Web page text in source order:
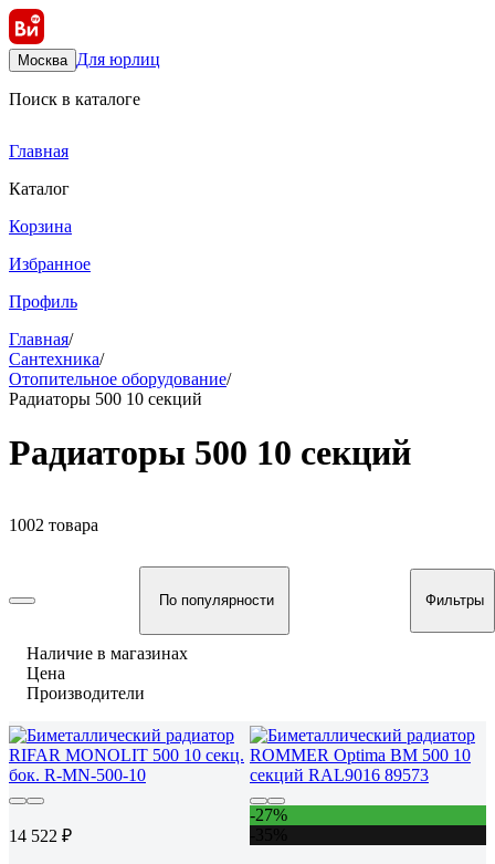
Москва Для юрлиц
Поиск в каталоге
Главная
Каталог
Корзина
Избранное
Профиль
Главная/
Сантехника/
Отопительное оборудование/
Радиаторы 500 10 секций
Радиаторы 500 10 секций
1002 товара
По популярности Фильтры
Наличие в магазинах
Цена
Производители
14 522 ₽
-27%